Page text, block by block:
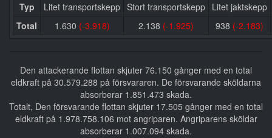
Typ Litet transportskepp Stort transportskepp Litet jaktskepp
Total
1.630 (-3.918) 2.138 (-1.925) 938 (-2.183)
Den attackerande flottan skjuter 76.150 gånger med en total
eldkraft på 30.579.288 på försvararen. De försvarande sköldarna
absorberar 1.851.473 skada.
Totalt, Den försvarande flottan skjuter 17.505 gånger med en total
eldkraft på 1.978.758.106 mot angriparen. Angriparens sköldar
absorberar 1.007.094 skada.